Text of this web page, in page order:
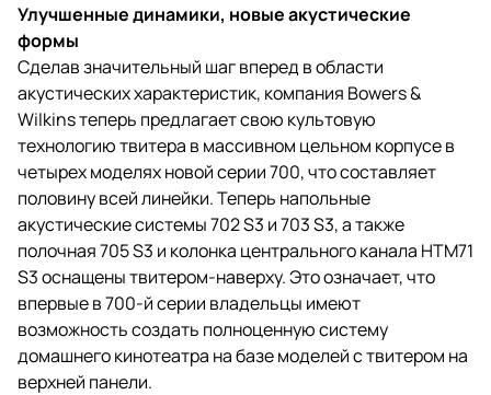
Улучшенные динамики, новые акустические
формы
Сделав значительный шаг вперед в области
акустических характеристик, компания Bowers &
Wilkins теперь предлагает свою культовую
технологию твитера в массивном цельном корпусе в
четырех моделях новой серии 700, что составляет
половину всей линейки. Теперь напольные
акустические системы 702 S3 и 703 S3, а также
полочная 705 S3 и колонка центрального канала HTM71
S3 оснащены твитером-наверху. Это означает, что
впервые в 700-й серии владельцы имеют
возможность создать полноценную систему
домашнего кинотеатра на базе моделей с твитером на
верхней панели.